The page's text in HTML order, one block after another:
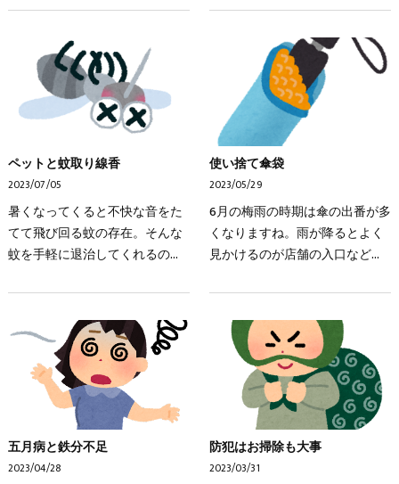
記憶の定着など様々なことが行
われています。また日々研究が
進むなか、今まで常識…
にも花粉やホコリ、化粧品など
いろんな汚れが付着するので定
期的にきれいにしたいで…
ペットと蚊取り線香
2023/07/05
暑くなってくると不快な音をた
てて飛び回る蚊の存在。そんな
蚊を手軽に退治してくれるのが
が、もしかしたらお家のペット
に影響を及ぼすかも知れませ
ん。市販されている多くの…
使い捨て傘袋
2023/05/29
6月の梅雨の時期は傘の出番が多
くなりますね。雨が降るとよく
見かけるのが店舗の入口などに
その横に置いてあるゴミ箱をみ
ると、傘袋が入りきらずにあふ
れていたり、誤って2…
五月病と鉄分不足
2023/04/28
防犯はお掃除も大事
2023/03/31